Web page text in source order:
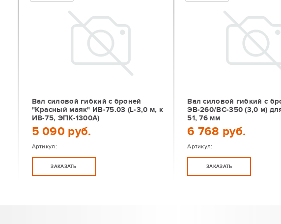
Вал силовой гибкий с броней
"Красный маяк" ИВ-75.03 (L-3,0 м, к
ИВ-75, ЭПК-1300А)
5 090 руб.
Артикул:
ЗАКАЗАТЬ
Вал силовой гибкий с
ЭВ-260/ВС-350 (3,0 м)
51, 76 мм
6 768 руб.
Артикул:
ЗАКАЗАТЬ